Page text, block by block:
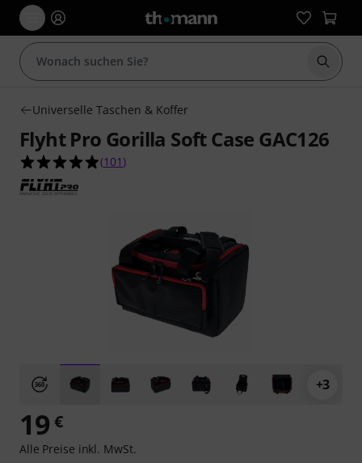
Suche
Universelle Taschen & Koffer
Flyht Pro Gorilla Soft Case GAC126
4.9 von 5 Sternen aus 101 Kundenbewertungen
(101 )
+3
19 €
Alle Preise inkl. MwSt.